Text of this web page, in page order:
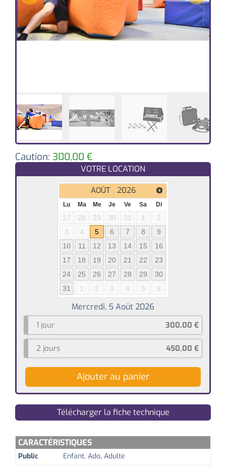
Caution: 300,00 €
VOTRE LOCATION
AOÛT 2026
Lu Ma Me Je Ve Sa Di
27 28 29 30 31 1
2
3
4 5 6 7 8
9
10
11 12 13 14 15
16
17
18 19 20 21 22
23
24
25 26 27 28 29
30
31
1 2 3 4 5 6
1 jour 300,00 €
2 jours 450,00 €
Ajouter au panier
Télécharger la fiche technique
CARACTÉRISTIQUES
Public
Enfant, Ado, Adulte